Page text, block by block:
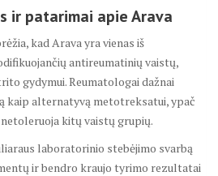
ir patarimai apie Arava
kad Arava yra vienas iš
antireumatinių vaistų,
gydymui. Reumatologai dažnai
kaip alternatyvą metotreksatui, ypač
kitų vaistų grupių.
laboratorinio stebėjimo svarbą
ir bendro kraujo tyrimo rezultatai